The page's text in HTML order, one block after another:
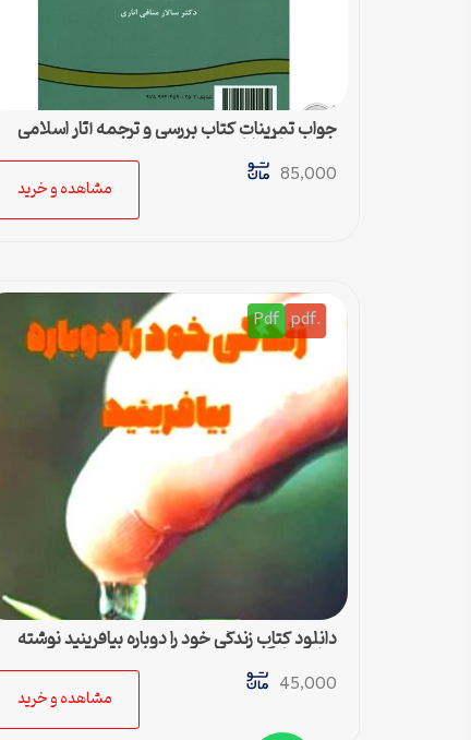
جواب تمرینات کتاب بررسی و ترجمه آثار اسلامی
سالار منافی اناری
85,000
مشاهده و خرید
.pdf
Pdf
دانلود کتاب زندگی خود را دوباره بیافرینید نوشته
جفری یانگ
45,000
مشاهده و خرید